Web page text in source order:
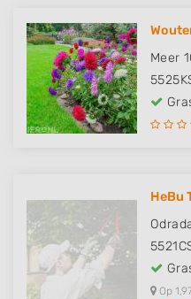
Meer
HeBu
Op